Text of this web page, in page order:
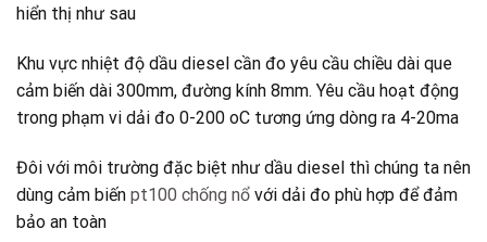
hiển thị như sau
Khu vực nhiệt độ dầu diesel cần đo yêu cầu chiều dài que
cảm biến dài 300mm, đường kính 8mm. Yêu cầu hoạt động
trong phạm vi dải đo 0-200 oC tương ứng dòng ra 4-20ma
Đôi với môi trường đặc biệt như dầu diesel thì chúng ta nên
dùng cảm biến pt100 chống nổ với dải đo phù hợp để đảm
bảo an toàn